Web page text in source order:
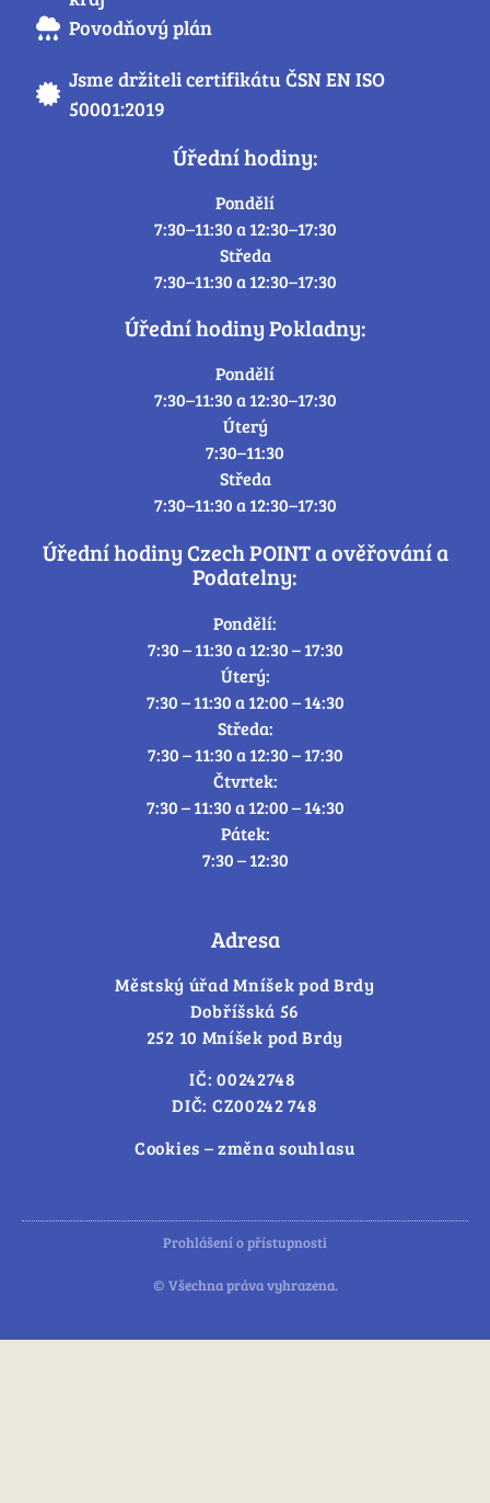
Povodňový plán
Jsme držiteli certifikátu ČSN EN ISO
50001:2019
Úřední hodiny:
Pondělí
7:30–11:30 a 12:30–17:30
Středa
7:30–11:30 a 12:30–17:30
Úřední hodiny Pokladny:
Pondělí
7:30–11:30 a 12:30–17:30
Úterý
7:30–11:30
Středa
7:30–11:30 a 12:30–17:30
Úřední hodiny Czech POINT a ověřování a
Podatelny:
Pondělí:
7:30 – 11:30 a 12:30 – 17:30
Úterý:
7:30 – 11:30 a 12:00 – 14:30
Středa:
7:30 – 11:30 a 12:30 – 17:30
Čtvrtek:
7:30 – 11:30 a 12:00 – 14:30
Pátek:
7:30 – 12:30
Adresa
Městský úřad Mníšek pod Brdy
Dobříšská 56
252 10 Mníšek pod Brdy
IČ: 00242748
DIČ: CZ00242 748
Cookies – změna souhlasu
Prohlášení o přístupnosti
© Všechna práva vyhrazena.